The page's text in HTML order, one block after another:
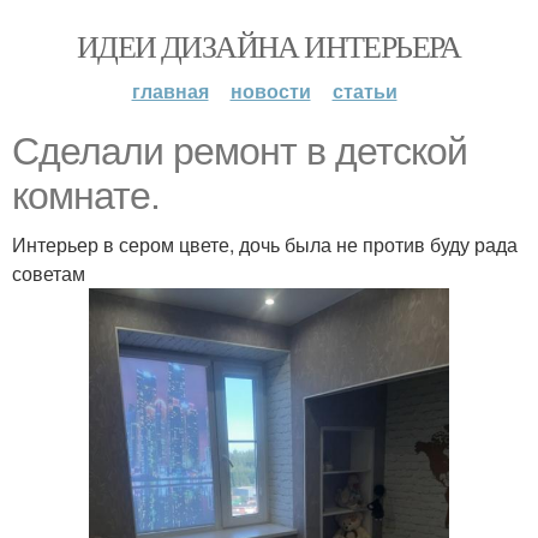
ИДЕИ ДИЗАЙНА ИНТЕРЬЕРА
главная новости статьи
Сделали ремонт в детской
комнате.
Интерьер в сером цвете, дочь была не против буду рада
советам